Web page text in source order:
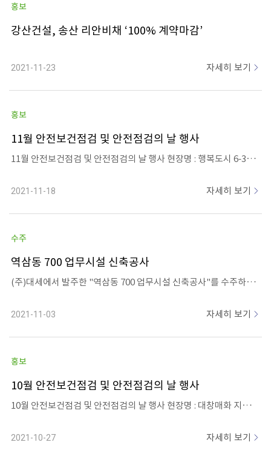
홍보
강산건설, 송산 리안비채 ‘100% 계약마감’
2021-11-23 자세히 보기
홍보
11월 안전보건점검 및 안전점검의 날 행사
11월 안전보건점검 및 안전점검의 날 행사 현장명 : 행복도시 6-3조성 일 시 : 2021.11.17(수) 참석자 : 본사 김성현 대표 비롯한 강산건설 임직원과 협력사, 근로자 등 39명 내 용 : 합동안전점검 및 간담회 개최
2021-11-18 자세히 보기
수주
역삼동 700 업무시설 신축공사
(주)대세에서 발주한 "역삼동 700 업무시설 신축공사"를 수주하였습니다. 공사규모는 지하7층, 지상13층 연면적 8,646.02㎡ 이고, 공사기간은 공사 착수후 30개월 소요예정입니다.
2021-11-03 자세히 보기
홍보
10월 안전보건점검 및 안전점검의 날 행사
10월 안전보건점검 및 안전점검의 날 행사 현장명 : 대창매화 지식산업센터 일 시 : 2021.10.26(화) 참석자 : 본사 김성현 대표 비롯한 강산건설 임직원과 협력사, 근로자 등 30명 내 용 : 합동안전점검 및 간담회 개최
2021-10-27 자세히 보기